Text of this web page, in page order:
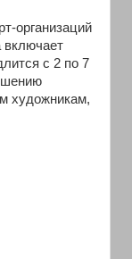
организаций
включает
с 2 по 7
художникам,